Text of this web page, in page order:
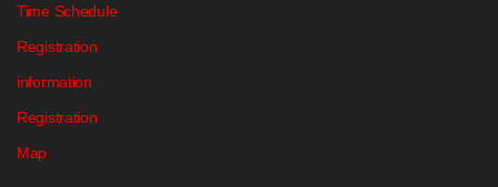
Time Schedule
Registration
information
Registration
Map